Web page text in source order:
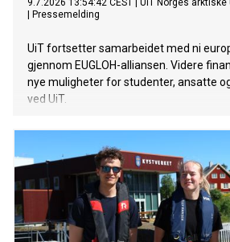
9.7.2026 13:54:42 CEST
UiT Norges
Pressemelding
UiT fortsetter samarbeidet med ni
gjennom EUGLOH-alliansen. Videre
nye muligheter for studenter, ansatte
ved UiT.